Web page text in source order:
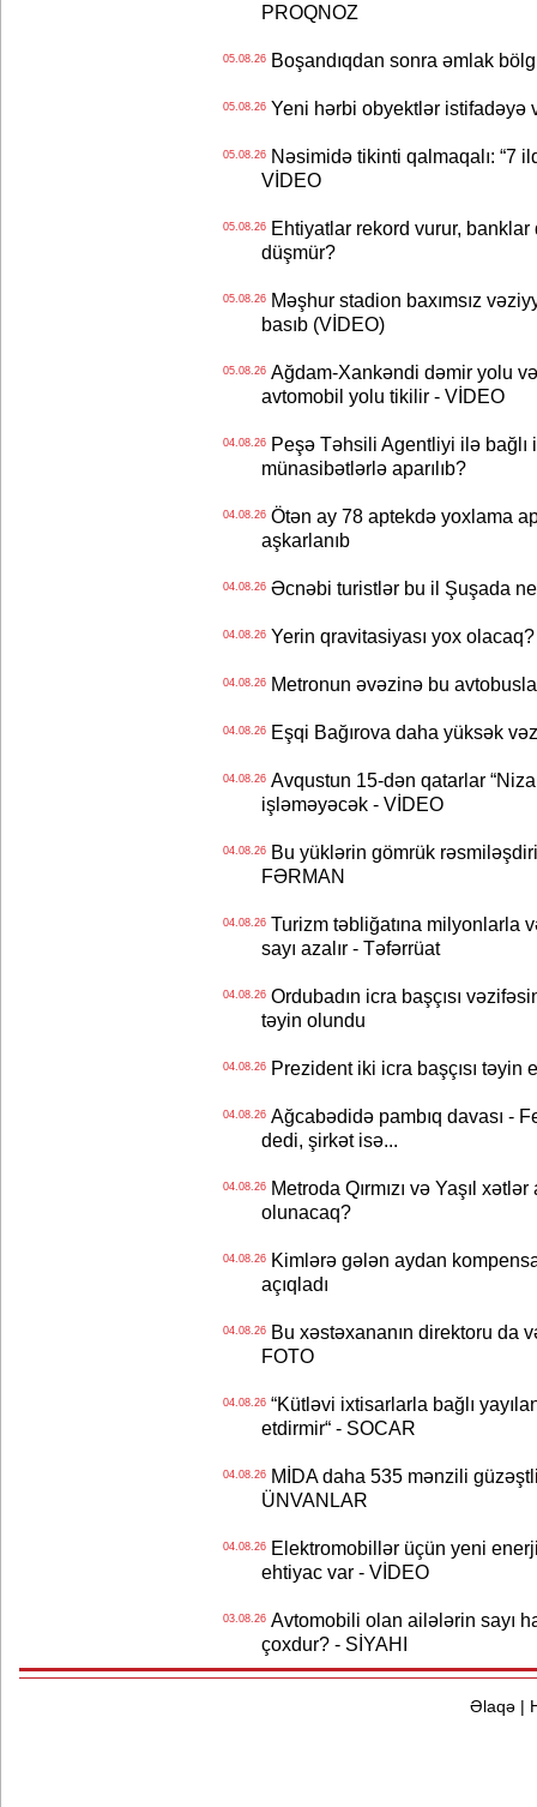
PROQNOZ
05.08.26Boşandıqdan sonra əmlak
05.08.26Yeni hərbi obyektlər istifadəyə
05.08.26Nəsimidə tikinti qalmaqalı: “7
VİDEO
05.08.26Ehtiyatlar rekord vurur, banklar
düşmür?
05.08.26Məşhur stadion baxımsız
basıb (VİDEO)
05.08.26Ağdam-Xankəndi dəmir yolu
avtomobil yolu tikilir - VİDEO
04.08.26Peşə Təhsili Agentliyi ilə bağlı
münasibətlərlə aparılıb?
04.08.26Ötən ay 78 aptekdə yoxlama
aşkarlanıb
04.08.26Əcnəbi turistlər bu il Şuşada
04.08.26Yerin qravitasiyası yox
04.08.26Metronun əvəzinə bu
04.08.26Eşqi Bağırova daha yüksək
04.08.26Avqustun 15-dən qatarlar
işləməyəcək - VİDEO
04.08.26Bu yüklərin gömrük
FƏRMAN
04.08.26Turizm təbliğatına milyonlarla
sayı azalır - Təfərrüat
04.08.26Ordubadın icra başçısı
təyin olundu
04.08.26Prezident iki icra başçısı təyin
04.08.26Ağcabədidə pambıq davası -
dedi, şirkət isə...
04.08.26Metroda Qırmızı və Yaşıl
olunacaq?
04.08.26Kimlərə gələn aydan
açıqladı
04.08.26Bu xəstəxananın direktoru da
FOTO
04.08.26“Kütləvi ixtisarlarla bağlı
etdirmir“ - SOCAR
04.08.26MİDA daha 535 mənzili güzəştli
ÜNVANLAR
04.08.26Elektromobillər üçün yeni
ehtiyac var - VİDEO
03.08.26Avtomobili olan ailələrin sayı
çoxdur? - SİYAHI
Əlaqə|